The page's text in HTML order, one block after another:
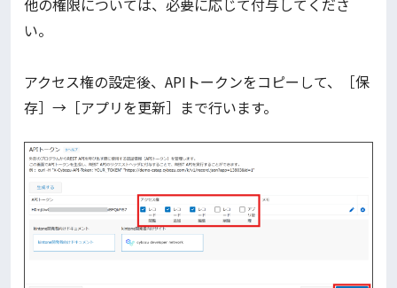
他の権限については、必要に応じて付与してくださ
い。
アクセス権の設定後、APIトークンをコピーして、［保
存］→［アプリを更新］まで行います。